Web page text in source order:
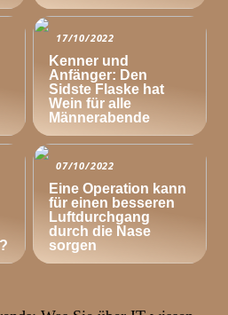
17/10/2022
Kenner und
Anfänger: Den
Sidste Flaske hat
Wein für alle
Männerabende
07/10/2022
Eine Operation kann
für einen besseren
Luftdurchgang
durch die Nase
sorgen